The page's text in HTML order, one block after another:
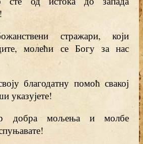
стражари, који
молећи се Богу за нас
благодатну помоћ свакој
указујете!
добра мољења и молбе